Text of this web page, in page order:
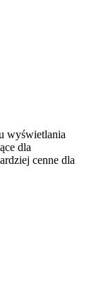
wyświetlania
dla
cenne dla